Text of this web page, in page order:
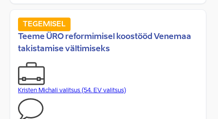
TEGEMISEL
Teeme ÜRO reformimisel koostööd Venemaa
takistamise vältimiseks
Kristen Michali valitsus (54. EV valitsus)